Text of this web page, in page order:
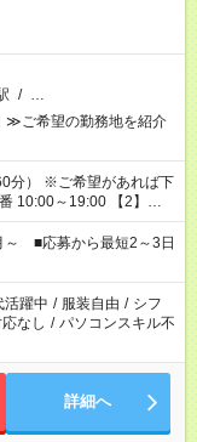
/ …
≫ご希望の勤務地を紹介
れば下
～19:00 【2】夜
ク希望の
間と、もう1つのお仕事の
は応募できません。
～ ■応募から最短2～3日
活躍中 / 服装自由 / シフ
なし / パソコンスキル不
詳細へ